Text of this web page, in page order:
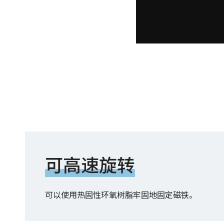
可高速旋转
可以使用热固性环氧树脂牢固地固定磁铁。